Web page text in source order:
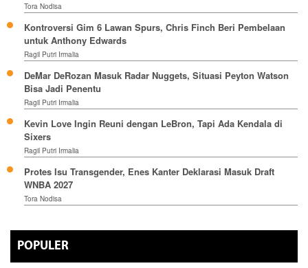
Tora Nodisa
Kontroversi Gim 6 Lawan Spurs, Chris Finch Beri Pembelaan
untuk Anthony Edwards
Ragil Putri Irmalia
DeMar DeRozan Masuk Radar Nuggets, Situasi Peyton Watson
Bisa Jadi Penentu
Ragil Putri Irmalia
Kevin Love Ingin Reuni dengan LeBron, Tapi Ada Kendala di
Sixers
Ragil Putri Irmalia
Protes Isu Transgender, Enes Kanter Deklarasi Masuk Draft
WNBA 2027
Tora Nodisa
POPULER